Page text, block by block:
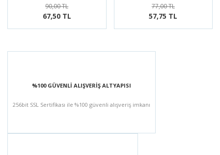
90,00 TL
67,50 TL
77,00 TL
57,75 TL
%100 GÜVENLİ ALIŞVERİŞ ALTYAPISI
256bit SSL Sertifikası ile %100 güvenli alışveriş imkanı